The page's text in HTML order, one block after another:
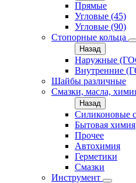
Прямые
Угловые (45)
Угловые (90)
Стопорные кольца
Назад
Наружные
Внутренние
Шайбы различные
Смазки, масла,
Назад
Силиконовые
Бытовая химия
Прочее
Автохимия
Герметики
Смазки
Инструмент